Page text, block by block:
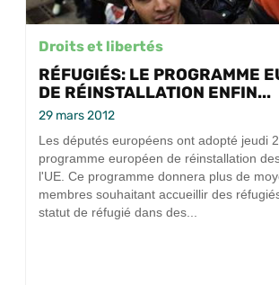
Droits et libertés
RÉFUGIÉS: LE PROGRAMME
DE RÉINSTALLATION ENFIN...
29 mars 2012
Les députés européens ont adopté jeudi
programme européen de réinstallation
l'UE. Ce programme donnera plus de
membres souhaitant accueillir des
statut de réfugié dans des...